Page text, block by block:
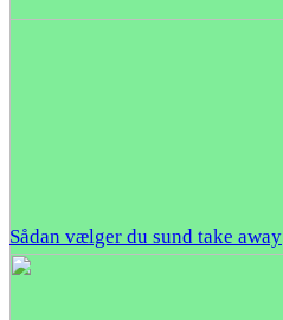
Sådan vælger du sund take away